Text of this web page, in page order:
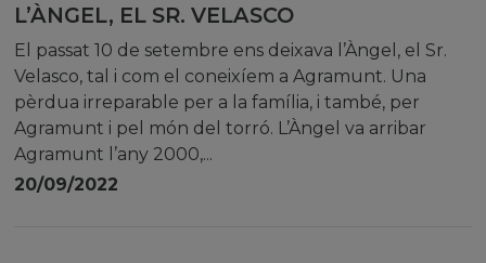
L’ÀNGEL, EL SR. VELASCO
El passat 10 de setembre ens deixava l’Àngel, el Sr.
Velasco, tal i com el coneixíem a Agramunt. Una
pèrdua irreparable per a la família, i també, per
Agramunt i pel món del torró. L’Àngel va arribar
Agramunt l’any 2000,...
20/09/2022